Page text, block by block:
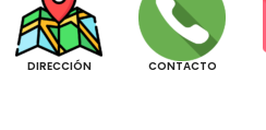
DIRECCIÓN CONTACTO